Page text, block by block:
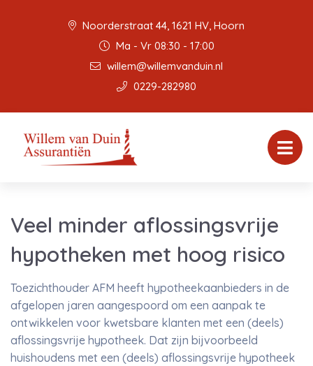
Noorderstraat 44, 1621 HV, Hoorn
Ma - Vr 08:30 - 17:00
willem@willemvanduin.nl
0229-282980
Veel minder aflossingsvrije
hypotheken met hoog risico
Toezichthouder AFM heeft hypotheekaanbieders in de
afgelopen jaren aangespoord om een aanpak te
ontwikkelen voor kwetsbare klanten met een (deels)
aflossingsvrije hypotheek. Dat zijn bijvoorbeeld
huishoudens met een (deels) aflossingsvrije hypotheek